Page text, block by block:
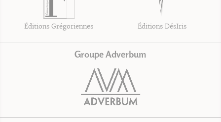
Éditions Grégoriennes Éditions DésIris
Groupe Adverbum